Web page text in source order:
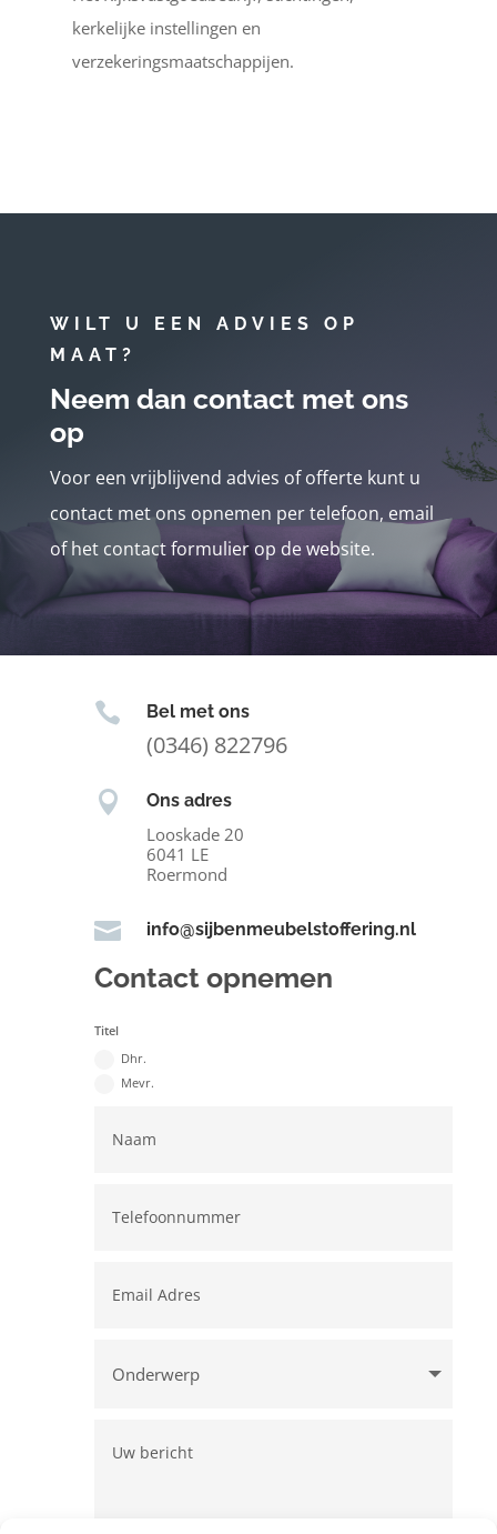
kerkelijke instellingen en
verzekeringsmaatschappijen.
WILT U EEN ADVIES OP
MAAT?
Neem dan contact met ons
op
Voor een vrijblijvend advies of offerte kunt u
contact met ons opnemen per telefoon, email
of het contact formulier op de website.
 Bel met ons
(0346) 822796
 Ons adres
Looskade 20
6041 LE
Roermond
 info@sijbenmeubelstoffering.nl
Contact opnemen
Titel
Dhr.
Mevr.